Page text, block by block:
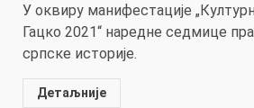
У оквиру манифестације
Гацко 2021“ наредне седмице
српске историје.
Детаљније